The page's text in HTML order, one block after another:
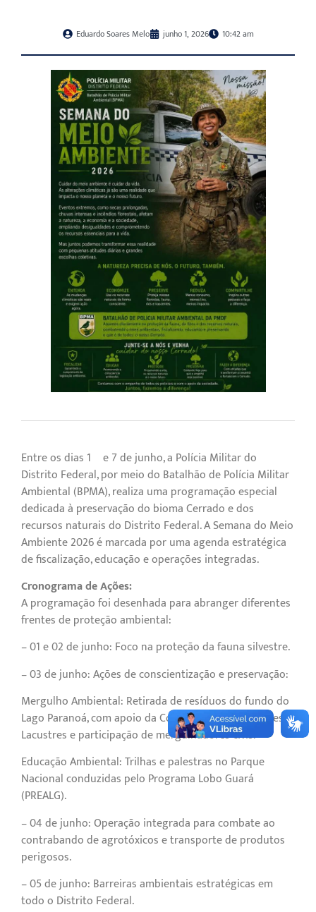
Eduardo Soares Melo junho 1, 2026 10:42 am
Entre os dias 1º e 7 de junho, a Polícia Militar do
Distrito Federal, por meio do Batalhão de Polícia Militar
Ambiental (BPMA), realiza uma programação especial
dedicada à preservação do bioma Cerrado e dos
recursos naturais do Distrito Federal. A Semana do Meio
Ambiente 2026 é marcada por uma agenda estratégica
de fiscalização, educação e operações integradas.
Cronograma de Ações:
A programação foi desenhada para abranger diferentes
frentes de proteção ambiental:
– 01 e 02 de junho: Foco na proteção da fauna silvestre.
– 03 de junho: Ações de conscientização e preservação:
Mergulho Ambiental: Retirada de resíduos do fundo do
Lago Paranoá, com apoio da Companhia de Operações
Lacustres e participação de mergulhadores civis.
Educação Ambiental: Trilhas e palestras no Parque
Nacional conduzidas pelo Programa Lobo Guará
(PREALG).
– 04 de junho: Operação integrada para combate ao
contrabando de agrotóxicos e transporte de produtos
perigosos.
– 05 de junho: Barreiras ambientais estratégicas em
todo o Distrito Federal.